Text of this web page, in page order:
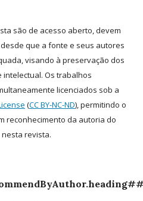
são de acesso aberto, devem
que a fonte e seus autores
visando à preservação dos
Os trabalhos
licenciados sob a
(CC BY-NC-ND), permitindo o
reconhecimento da autoria do
revista.